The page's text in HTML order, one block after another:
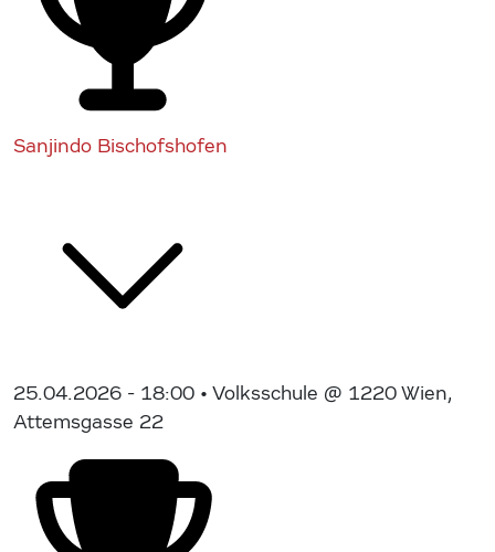
Sanjindo Bischofshofen
25.04.2026 - 18:00 • Volksschule @ 1220 Wien,
Attemsgasse 22